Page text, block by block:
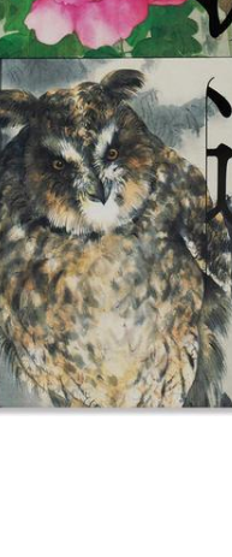
雑貨
家電
食品
eギフト